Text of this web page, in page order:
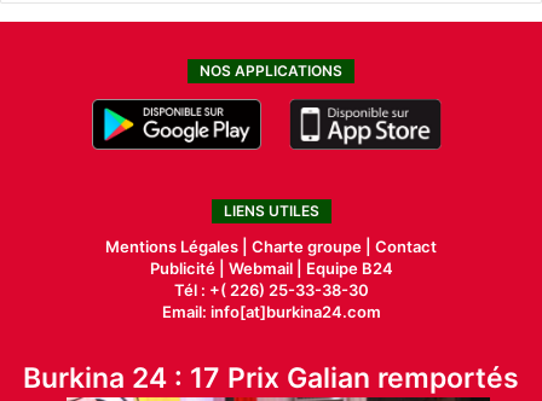
NOS APPLICATIONS
LIENS UTILES
Mentions Légales | Charte groupe | Contact
Publicité| Webmail |
Equipe B24
Tél : +( 226) 25-33-38-30
Email: info[at]burkina24.com
Burkina 24 : 17 Prix Galian remportés